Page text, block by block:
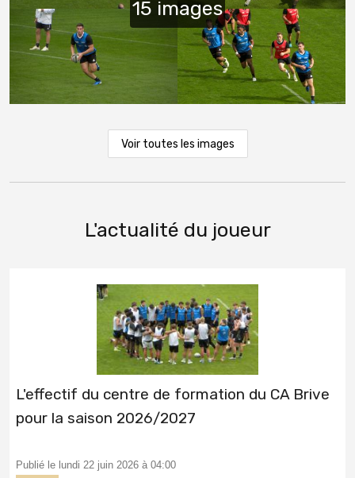
Voir toutes les images
L'actualité du joueur
L'effectif du centre de formation du CA Brive
pour la saison 2026/2027
Publié le lundi 22 juin 2026 à 04:00